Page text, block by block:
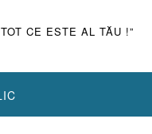
CE ESTE AL TĂU !”